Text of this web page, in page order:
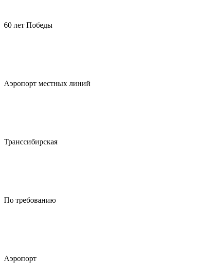
60 лет Победы
Аэропорт местных линий
Транссибирская
По требованию
Аэропорт